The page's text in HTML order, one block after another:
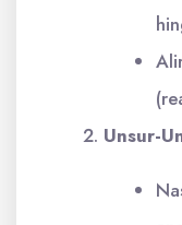
Unsur-